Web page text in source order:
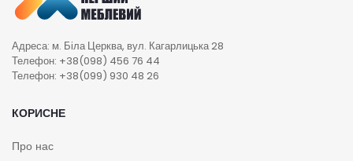
Адреса: м. Біла Церква, вул. Кагарлицька 28
Телефон: +38(098) 456 76 44
Телефон: +38(099) 930 48 26
КОРИСНЕ
Про нас